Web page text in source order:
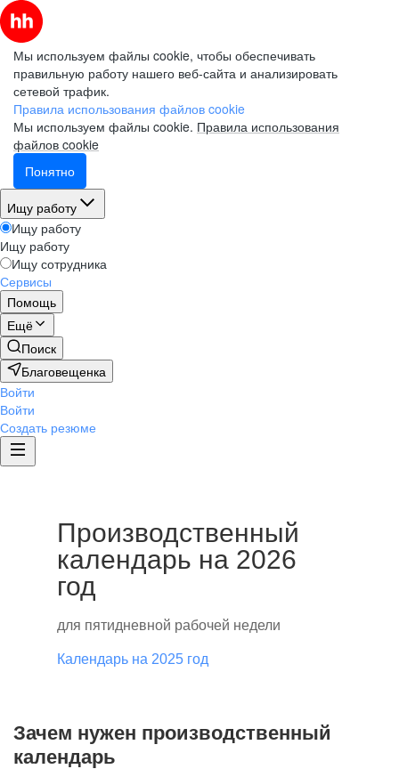
Мы используем файлы cookie, чтобы обеспечивать
правильную работу нашего веб-сайта и анализировать
сетевой трафик.
Правила использования файлов cookie
Мы используем файлы cookie. Правила использования
файлов cookie
Понятно
Ищу работу
Ищу работу
Ищу работу
Ищу сотрудника
Сервисы
Помощь
Ещё
Поиск
Благовещенка
Войти
Войти
Создать резюме
Производственный
календарь на 2026
год
для пятидневной рабочей недели
Календарь на 2025 год
Зачем нужен производственный
календарь